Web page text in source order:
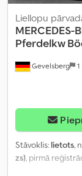
Gevelsberg
Liellopu
MERCEDES-
Pferdelkw
Stāvoklis: lietots,
zs), pirmā